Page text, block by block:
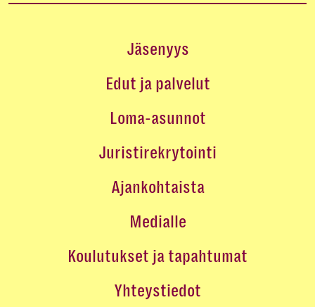
Jäsenyys
Edut ja palvelut
Loma-asunnot
Juristirekrytointi
Ajankohtaista
Medialle
Koulutukset ja tapahtumat
Yhteystiedot